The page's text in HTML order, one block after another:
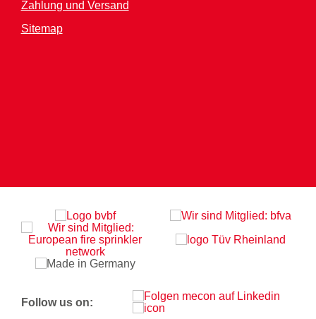
Zahlung und Versand
Sitemap
Follow us on: